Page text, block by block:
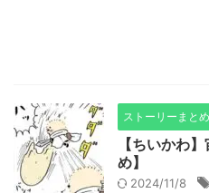
ストーリーまとめ
【ちいかわ
め】
2024/11/8